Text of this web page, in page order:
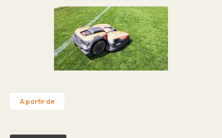
A partir de